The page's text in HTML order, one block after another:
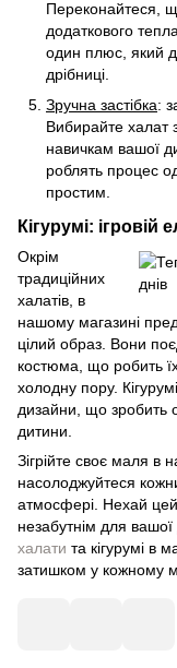
Переконайтеся,
додаткового
один плюс, який
дрібниці.
Зручна застібка:
Вибирайте халат
навичкам вашої
роблять процес
простим.
Кігурумі: ігровій
Окрім
традиційних
халатів, в
нашому магазині
цілий образ. Вони
костюма, що робить їх
холодну пору.
дизайни, що зробить
дитини.
Зігрійте своє маля в
насолоджуйтеся
атмосфері. Нехай
незабутнім для
халати та кігурумі в
затишком у кожному